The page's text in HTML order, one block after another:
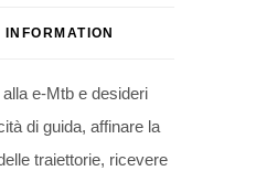
e-Mtb e desideri
di guida, affinare la
traiettorie, ricevere